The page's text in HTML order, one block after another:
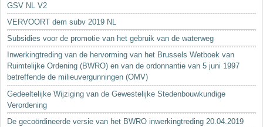
GSV NL V2
VERVOORT dem subv 2019 NL
Subsidies voor de promotie van het gebruik van de waterweg
Inwerkingtreding van de hervorming van het Brussels Wetboek van
Ruimtelijke Ordening (BWRO) en van de ordonnantie van 5 juni 1997
betreffende de milieuvergunningen (OMV)
Gedeeltelijke Wijziging van de Gewestelijke Stedenbouwkundige
Verordening
De gecoördineerde versie van het BWRO inwerkingtreding 20.04.2019